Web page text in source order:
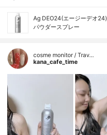
Ag DEO24(エージーデオ24)
パウダースプレー
cosme monitor / Trav…
kana_cafe_time